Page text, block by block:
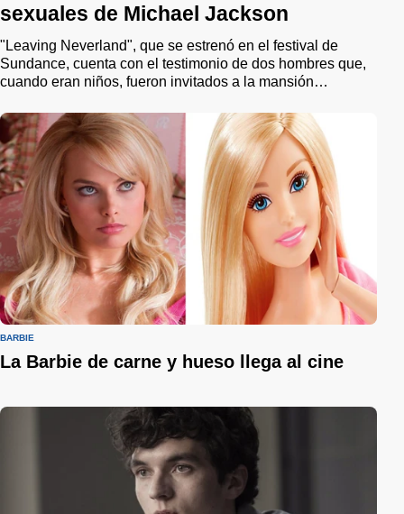
sexuales de Michael Jackson
"Leaving Neverland", que se estrenó en el festival de
Sundance, cuenta con el testimonio de dos hombres que,
cuando eran niños, fueron invitados a la mansión
BARBIE
La Barbie de carne y hueso llega al cine